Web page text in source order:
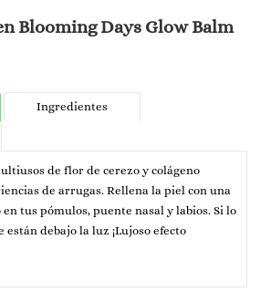
Blooming Days Glow Balm
Ingredientes
de flor de cerezo y colágeno
de arrugas. Rellena la piel con una
tus pómulos, puente nasal y labios. Si lo
están debajo la luz ¡Lujoso efecto